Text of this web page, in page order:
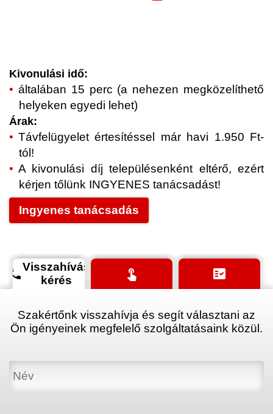
Kivonulási idő:
általában 15 perc (a nehezen megközelíthető
helyeken egyedi lehet)
Árak:
Távfelügyelet értesítéssel már havi 1.950 Ft-
tól!
A kivonulási díj településenként eltérő, ezért
kérjen tőlünk INGYENES tanácsadást!
Ingyenes tanácsadás
phoneVisszahívás
kérés
touch_app fact_check
Szakértőnk visszahívja és segít választani az
Ön igényeinek megfelelő szolgáltatásaink közül.